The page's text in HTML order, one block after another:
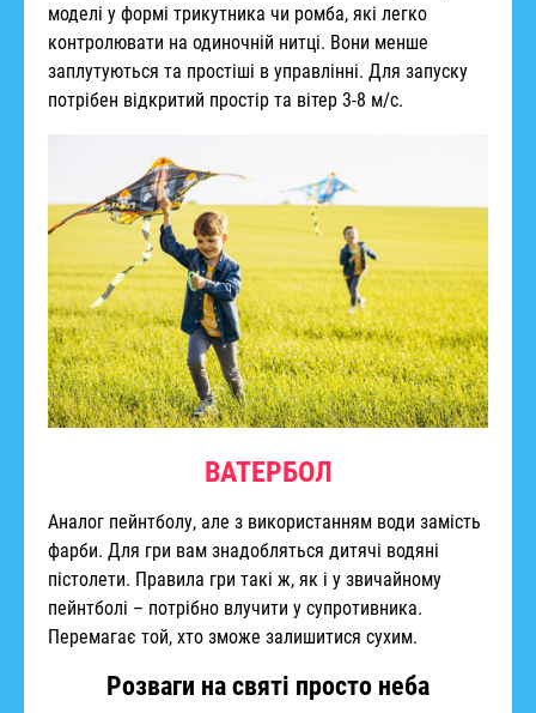
моделі у формі трикутника чи ромба, які легко
контролювати на одиночній нитці. Вони менше
заплутуються та простіші в управлінні. Для запуску
потрібен відкритий простір та вітер 3-8 м/с.
ВАТЕРБОЛ
Аналог пейнтболу, але з використанням води замість
фарби. Для гри вам знадобляться дитячі водяні
пістолети. Правила гри такі ж, як і у звичайному
пейнтболі – потрібно влучити у супротивника.
Перемагає той, хто зможе залишитися сухим.
Розваги на святі просто неба